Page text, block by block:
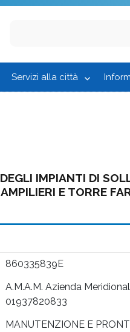
Servizi alla città
IMPIANTI DI
E TORRE
860335839E
A.M.A.M. Azienda
01937820833
MANUTENZIONE E